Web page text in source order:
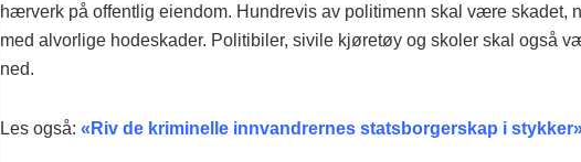
hærverk på offentlig eiendom. Hundrevis av politimenn skal være skadet,
med alvorlige hodeskader. Politibiler, sivile kjøretøy og skoler skal også
ned.
Les også: «Riv de kriminelle innvandrernes statsborgerskap i